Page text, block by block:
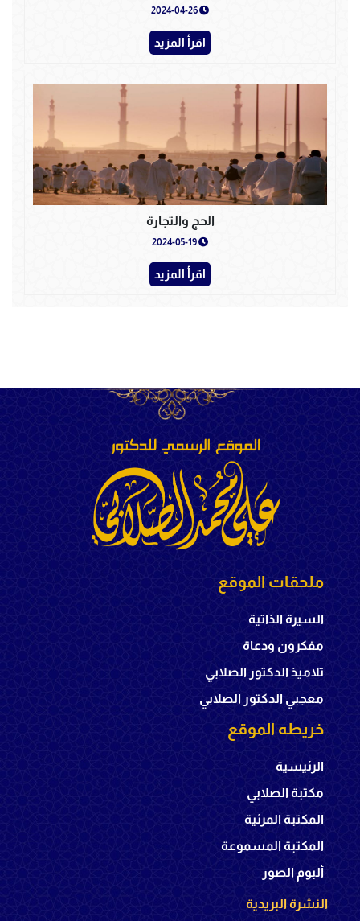
اقرأ المزيد
الحج والتجارة
اقرأ المزيد
ملحقات الموقع
السيرة الذاتية
مفكرون ودعاة
تلاميذ الدكتور الصلابي
معجبي الدكتور الصلابي
خريطه الموقع
الرئيسية
مكتبة الصلابي
المكتبة المرئية
المكتبة المسموعة
ألبوم الصور
النشرة البريدية